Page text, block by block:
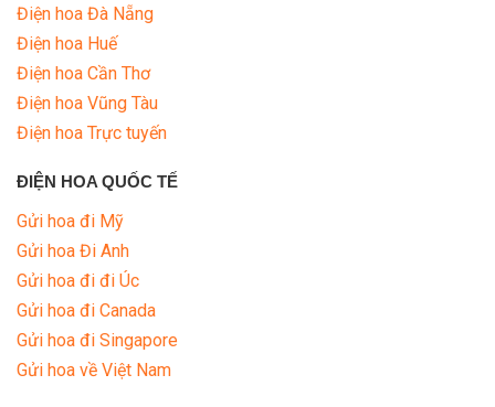
Điện hoa Đà Nẵng
Điện hoa Huế
Điện hoa Cần Thơ
Điện hoa Vũng Tàu
Điện hoa Trực tuyến
ĐIỆN HOA QUỐC TẾ
Gửi hoa đi Mỹ
Gửi hoa Đi Anh
Gửi hoa đi đi Úc
Gửi hoa đi Canada
Gửi hoa đi Singapore
Gửi hoa về Việt Nam